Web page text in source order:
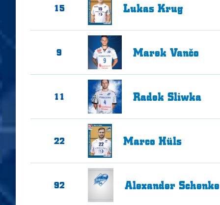
15 Lukas Krug
9 Marek Vančo
11 Radek Sliwka
22 Marco Hüls
92 Alexander Schenke